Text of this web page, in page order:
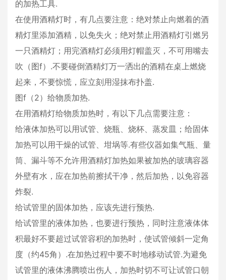
的加热工具.
在使用酒精灯时，有几点要注意：绝对禁止向燃着的酒
精灯里添加酒精，以免失火；绝对禁止用酒精灯引燃另
一只酒精灯；用完酒精灯必须用灯帽盖灭，不可用嘴去
吹（图f）.不要碰倒酒精灯万一洒出的酒精在桌上燃烧
起来，不要惊慌，应立刻用湿抹布扑盖.
图f（2）给物质加热.
在用酒精灯给物质加热时，有以下几点需要注意：
给液体加热可以用试管、烧瓶、烧杯、蒸发皿；给固体
加热可以用干燥的试管、坩埚等.有些仪器如集气瓶、量
筒、漏斗等不允许用酒精灯加热如果被加热的玻璃容器
外壁有水，应在加热前擦拭干净，然后加热，以免容器
炸裂.
给试管里的固体加热，应该先进行预热.
给试管里的液体加热，也要进行预热，同时注意液体体
积最好不要超过试管容积的加热时，使试管倾斜一定角
度（约45角）.在加热过程中要不时地移动试管.为避免
试管里的液体沸腾喷出伤人，加热时切不可让试管口朝